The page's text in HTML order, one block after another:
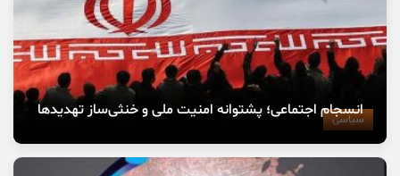
سیاسی
انسجام اجتماعی؛ پشتوانه امنیت ملی و خنثی‌ساز تهدیدها